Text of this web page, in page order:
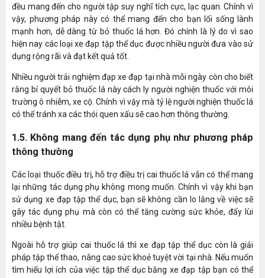
đều mang đến cho người tập suy nghĩ tích cực, lạc quan. Chính vì
vậy, phương pháp này có thể mang đến cho bạn lối sống lành
mạnh hơn, dễ dàng từ bỏ thuốc lá hơn. Đó chính là lý do vì sao
hiện nay các loại xe đạp tập thể dục được nhiều người đưa vào sử
dụng rộng rãi và đạt kết quả tốt.
Nhiều người trải nghiệm đạp xe đạp tại nhà mỗi ngày còn cho biết
rằng bí quyết bỏ thuốc lá này cách ly người nghiện thuốc với môi
trường ô nhiễm, xe cộ. Chính vì vậy mà tỷ lệ người nghiện thuốc lá
có thể tránh xa các thói quen xấu sẽ cao hơn thông thường.
1.5. Không mang đến tác dụng phụ như phương pháp
thông thường
Các loại thuốc điều trị, hỗ trợ điều trị cai thuốc lá vẫn có thể mang
lại những tác dụng phụ không mong muốn. Chính vì vậy khi bạn
sử dụng xe đạp tập thể dục, bạn sẽ không cần lo lắng về việc sẽ
gây tác dụng phụ mà còn có thể tăng cường sức khỏe, đẩy lùi
nhiều bệnh tật.
Ngoài hỗ trợ giúp cai thuốc lá thì xe đạp tập thể dục còn là giải
pháp tập thể thao, nâng cao sức khoẻ tuyệt vời tại nhà. Nếu muốn
tìm hiểu lợi ích của việc tập thể dục bằng xe đạp tập bạn có thể